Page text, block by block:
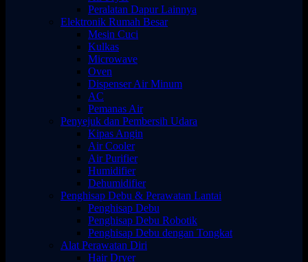
Peralatan Dapur Lainnya
Elektronik Rumah Besar
Mesin Cuci
Kulkas
Microwave
Oven
Dispenser Air Minum
AC
Pemanas Air
Penyejuk dan Pembersih Udara
Kipas Angin
Air Cooler
Air Purifier
Humidifier
Dehumidifier
Penghisap Debu & Perawatan Lantai
Penghisap Debu
Penghisap Debu Robotik
Penghisap Debu dengan Tongkat
Alat Perawatan Diri
Hair Dryer